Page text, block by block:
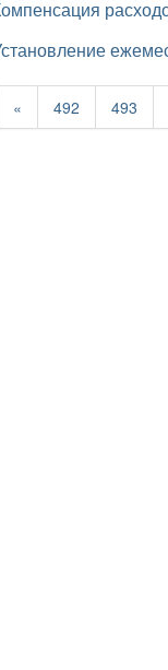
Компенсация
Установление
« 492 493